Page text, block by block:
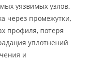
уязвимых узлов.
через промежутки,
профиля, потеря
уплотнений
и